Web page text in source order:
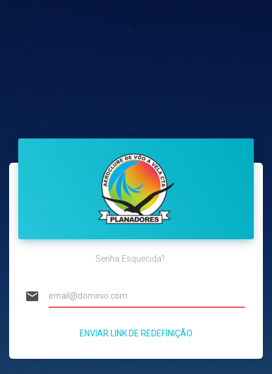
Senha Esquecida?
email
ENVIAR LINK DE REDEFINIÇÃO